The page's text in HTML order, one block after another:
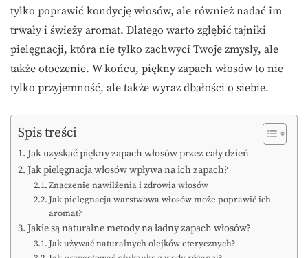
tylko poprawić kondycję włosów, ale również nadać im
trwały i świeży aromat. Dlatego warto zgłębić tajniki
pielęgnacji, która nie tylko zachwyci Twoje zmysły, ale
także otoczenie. W końcu, piękny zapach włosów to nie
tylko przyjemność, ale także wyraz dbałości o siebie.
Spis treści
Jak uzyskać piękny zapach włosów przez cały dzień
Jak pielęgnacja włosów wpływa na ich zapach?
Znaczenie nawilżenia i zdrowia włosów
Jak pielęgnacja warstwowa włosów może poprawić ich
aromat?
Jakie są naturalne metody na ładny zapach włosów?
Jak używać naturalnych olejków eterycznych?